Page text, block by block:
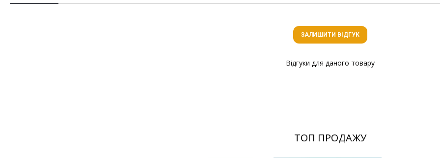
ЗАЛИШИТИ ВІДГУК
Відгуки для даного товару
ТОП ПРОДАЖУ